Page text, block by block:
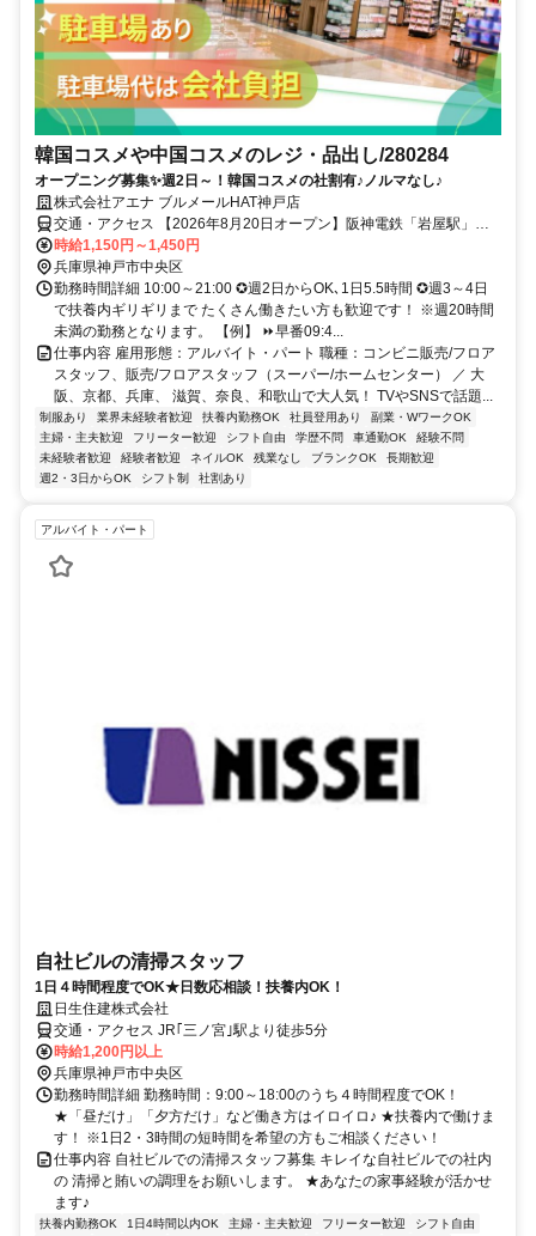
韓国コスメや中国コスメのレジ・品出し/280284
オープニング募集✨週2日～！韓国コスメの社割有♪ノルマなし♪
株式会社アエナ ブルメールHAT神戸店
交通・アクセス 【2026年8月20日オープン】阪神電鉄「岩屋駅」よ
り徒歩約10分★車通勤OK（社内規定有）→駐車場のご用意と駐車場
代はアエナが負担します！
時給1,150円～1,450円
兵庫県神戸市中央区
勤務時間詳細 10:00～21:00 ✪週2日からOK､1日5.5時間 ✪週3～4日
で扶養内ギリギリまで たくさん働きたい方も歓迎です！ ※週20時間
未満の勤務となります。 【例】 ⏩早番09:4...
仕事内容 雇用形態：アルバイト・パート 職種：コンビニ販売/フロア
スタッフ、販売/フロアスタッフ（スーパー/ホームセンター） ／ 大
阪、京都、兵庫、 滋賀、奈良、和歌山で大人気！ TVやSNSで話題...
制服あり 業界未経験者歓迎 扶養内勤務OK 社員登用あり
副業・WワークOK
主婦・主夫歓迎
フリーター歓迎 シフト自由 学歴不問 車通勤OK
経験不問
未経験者歓迎
経験者歓迎 ネイルOK 残業なし ブランクOK
長期歓迎
週2・3日からOK
シフト制 社割あり
アルバイト・パート
自社ビルの清掃スタッフ
1日４時間程度でOK★日数応相談！扶養内OK！
日生住建株式会社
交通・アクセス JR｢三ノ宮｣駅より徒歩5分
時給1,200円以上
兵庫県神戸市中央区
勤務時間詳細 勤務時間：9:00～18:00のうち４時間程度でOK！
★「昼だけ」「夕方だけ」など働き方はイロイロ♪ ★扶養内で働けま
す！ ※1日2・3時間の短時間を希望の方もご相談ください！
仕事内容 自社ビルでの清掃スタッフ募集 キレイな自社ビルでの社内
の 清掃と賄いの調理をお願いします。 ★あなたの家事経験が活かせ
ます♪
扶養内勤務OK 1日4時間以内OK 主婦・主夫歓迎 フリーター歓迎
シフト自由